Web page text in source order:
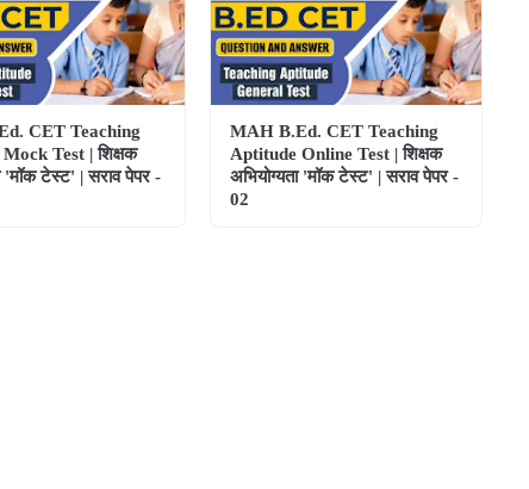
CET Teaching
Test | शिक्षक
'मॉक टेस्ट' | सराव पेपर -
MAH B.Ed. CET Teaching
Aptitude Online Test | शिक्षक
अभियोग्यता 'मॉक टेस्ट' | सराव पेपर -
02